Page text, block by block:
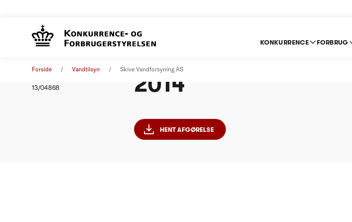
KONKURRENCE FORBRUG
Forside Vandtilsyn Skive Vandforsyning AS
13/04868
2014
HENT AFGØRELSE